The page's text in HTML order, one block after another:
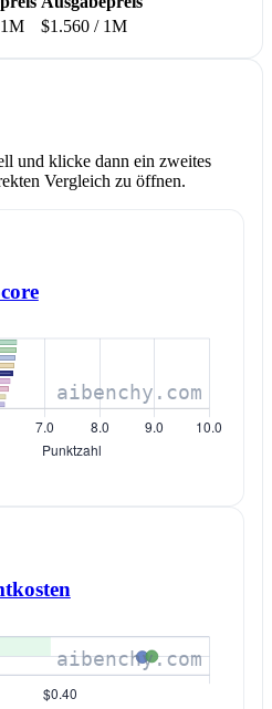
$1.560 / 1M
und klicke dann ein zweites
Vergleich zu öffnen.